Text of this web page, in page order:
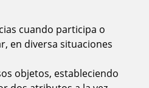
cuando participa o
en diversa situaciones
objetos, estableciendo